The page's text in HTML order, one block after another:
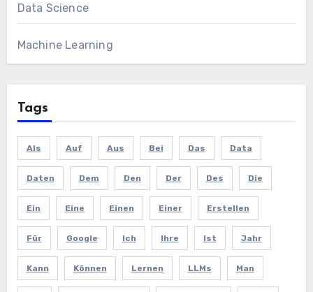
Data Science
Machine Learning
Tags
Als Auf Aus Bei Das Data
Daten Dem Den Der Des Die
Ein Eine Einen Einer Erstellen
Für Google Ich Ihre Ist Jahr
Kann Können Lernen LLMs Man